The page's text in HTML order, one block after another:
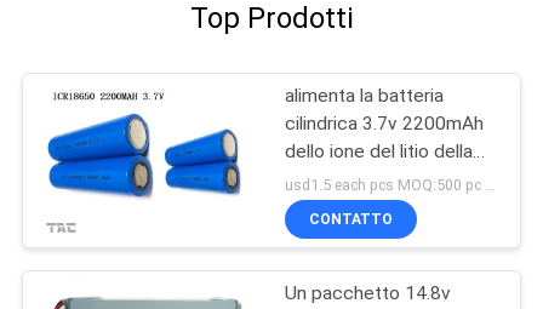
Top Prodotti
alimenta la batteria
cilindrica 3.7v 2200mAh
dello ione del litio della
Banca 3-5C 18650
usd1.5 each pcs MOQ:500 pc per l'unicellulare, 50pack per i pacchetti della batteria
CONTATTO
Un pacchetto 14.8v